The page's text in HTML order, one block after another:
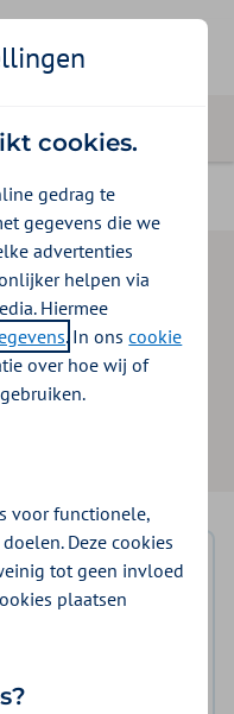
2027
cookies.
gedrag te
gegevens die we
advertenties
helpen via
Hiermee
. In onscookie
over hoe wij of
voor functionele,
Deze cookies
tot geen invloed
plaatsen